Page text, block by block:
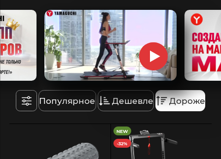
Популярное Дешевле Дороже
NEW
-32%